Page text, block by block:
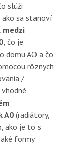
slúži
ako sa stanoví
medzi
čo je
domu AO a čo
rôznych
/
A0(radiátory,
ako je to s
formy